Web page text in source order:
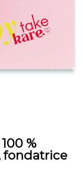
%
fondatrice